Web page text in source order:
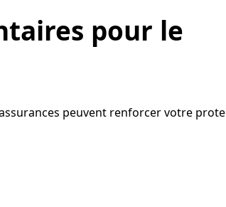
pour le
peuvent renforcer votre